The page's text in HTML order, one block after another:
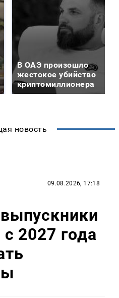
В ОАЭ произошло
жестокое убийство
криптомиллионера
новость
09.08.2026, 17:18
2027 года